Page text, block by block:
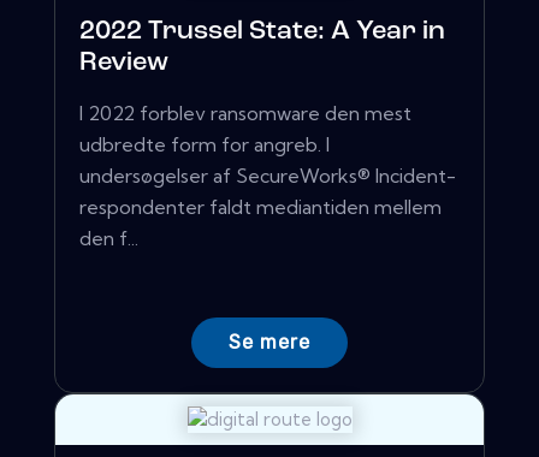
2022 Trussel State: A Year in
Review
I 2022 forblev ransomware den mest
udbredte form for angreb. I
undersøgelser af SecureWorks® Incident-
respondenter faldt mediantiden mellem
den f...
Se mere